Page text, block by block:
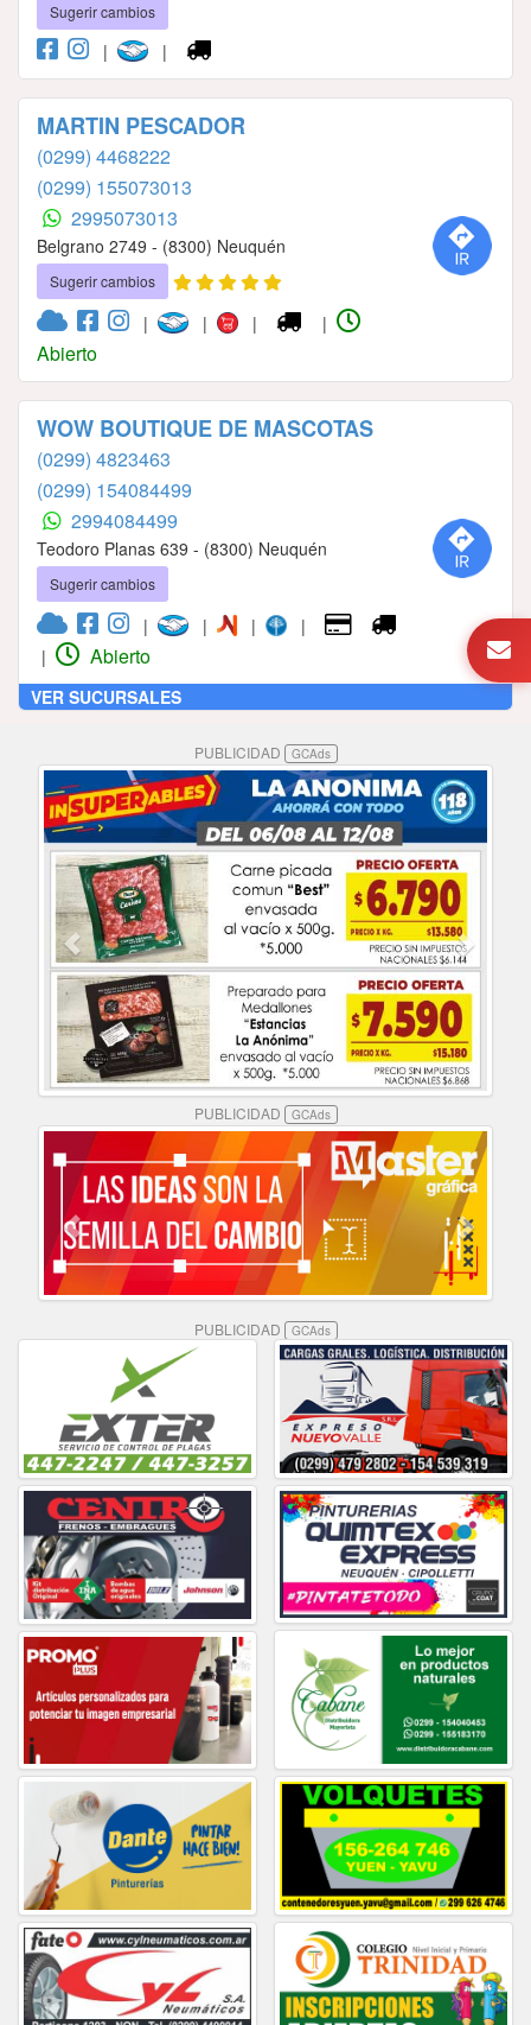
Sugerir cambios
| |
MARTIN PESCADOR
(0299) 4468222
(0299) 155073013
2995073013
Belgrano 2749 - (8300) Neuquén
Sugerir cambios
| | | |
Abierto
WOW BOUTIQUE DE MASCOTAS
(0299) 4823463
(0299) 154084499
2994084499
Teodoro Planas 639 - (8300) Neuquén
Sugerir cambios
| | |
|
|
Abierto
VER SUCURSALES
PUBLICIDAD GCAds
PUBLICIDAD GCAds
PUBLICIDAD GCAds